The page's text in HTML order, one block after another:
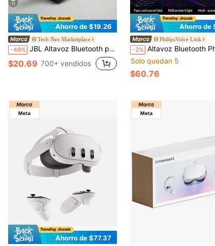
11
Ahorro de $19.26
Tech Nex Marketplace
-48% JBL Altavoz Bluetooth portátil mini Go 3 con gran audio y graves potentes, IP67 resistente al agua y al polvo, 5 horas de reproducción, para uso en el hogar, al aire de viaje
$20.69 700+ vendidos
Ahorro de
PhilipsVoice Link
-2% Altavoz Bluetooth Philips, adecuado para computadora de escritorio, sistema de altavoces estéreo de 4 unidades para juegos con iluminación RGB y subwoofer - Barra de sonido para computadora alimentada por
Solo quedan 5
$60.76
Ahorro de $77.37